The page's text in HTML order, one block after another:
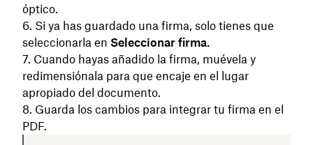
óptico.
Si ya has guardado una firma, solo tienes que
seleccionarla en Seleccionar firma.
Cuando hayas añadido la firma, muévela y
redimensiónala para que encaje en el lugar
apropiado del documento.
Guarda los cambios para integrar tu firma en el
PDF.